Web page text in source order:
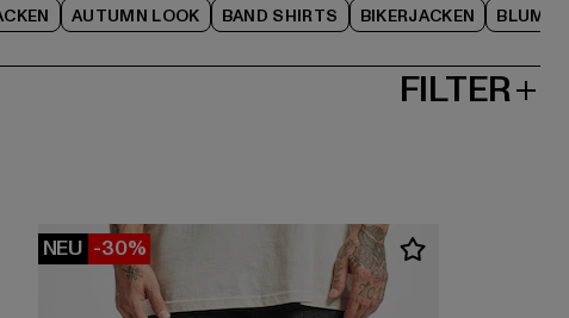
AUTUMN LOOK BAND SHIRTS BIKERJACKEN
FILTER
NEU -30%